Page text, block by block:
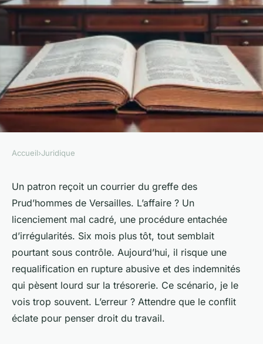
Les meilleurs avocats
spécialisés en droit du travail
à Versailles
Léopoldine•06/05/2026 16:03•10 min de lecture
Accueil›Juridique
Un patron reçoit un courrier du greffe des
Prud’hommes de Versailles. L’affaire ? Un
licenciement mal cadré, une procédure entachée
d’irrégularités. Six mois plus tôt, tout semblait
pourtant sous contrôle. Aujourd’hui, il risque une
requalification en rupture abusive et des indemnités
qui pèsent lourd sur la trésorerie. Ce scénario, je le
vois trop souvent. L’erreur ? Attendre que le conflit
éclate pour penser droit du travail.